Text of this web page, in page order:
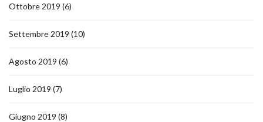
Ottobre 2019 (6)
Settembre 2019 (10)
Agosto 2019 (6)
Luglio 2019 (7)
Giugno 2019 (8)